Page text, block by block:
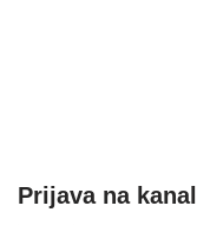
Prijava na kanal